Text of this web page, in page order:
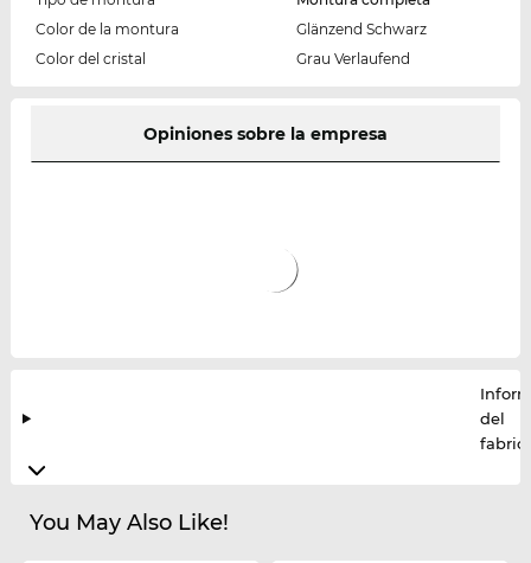
Color de la montura
Glänzend Schwarz
Color del cristal
Grau Verlaufend
Opiniones sobre la empresa
del
You May Also Like!